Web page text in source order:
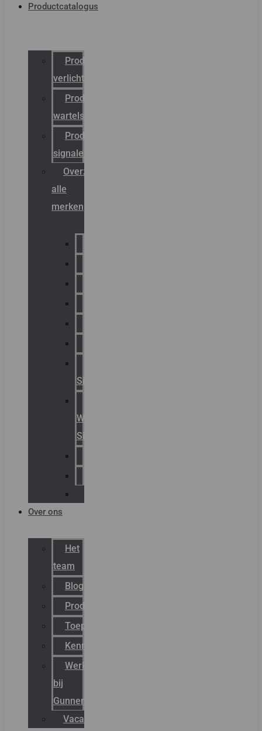
Productcatalogus
Productcatalogus
verlichting
Productcatalogus
wartels
Productcatalogus
signalering
Overzicht
alle
merken
Signaling
Warning
Signals
Over ons
Het
team
Blog
Productnieuws
Toepassingen
Kenniscentrum
Werken
bij
Gunneman
Vacatures